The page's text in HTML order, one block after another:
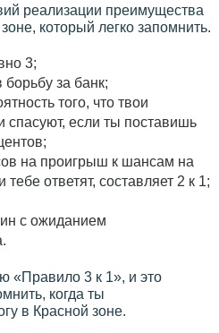
реализации преимущества
который легко запомнить.
3;
за банк;
того, что твои
спасуют, если ты поставишь
на проигрыш к шансам на
ответят, составляет 2 к 1;
с ожиданием
«Правило 3 к 1», и это
когда ты
в Красной зоне.